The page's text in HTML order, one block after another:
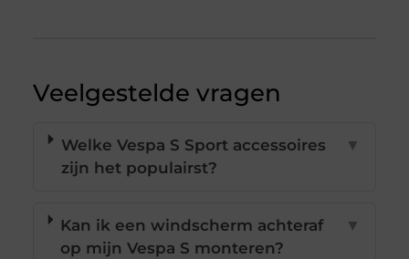
Veelgestelde vragen
Welke Vespa S Sport accessoires
zijn het populairst?
▼
Kan ik een windscherm achteraf
op mijn Vespa S monteren?
▼